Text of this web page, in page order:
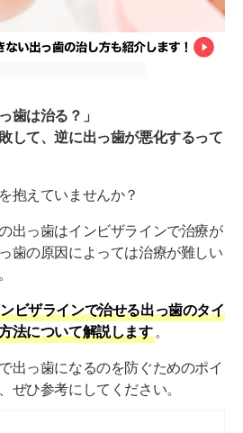
歯は治る？」
して、逆に出っ歯が悪化するって
抱えていませんか？
出っ歯はインビザラインで治療が
歯の原因によっては治療が難しい
ビザラインで治せる出っ歯のタイ
法について解説します 。
出っ歯になるのを防ぐためのポイ
ぜひ参考にしてください。